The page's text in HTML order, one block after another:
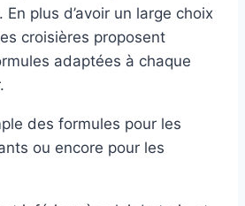
plus d’avoir un large choix
croisières proposent
adaptées à chaque
des formules pour les
ou encore pour les